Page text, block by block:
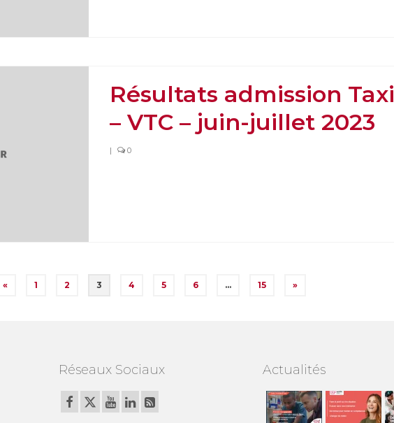
Résultats admission Taxi
– VTC – juin-juillet 2023
| 0
« 1 2 3 4 5 6 … 15 »
Réseaux Sociaux Actualités